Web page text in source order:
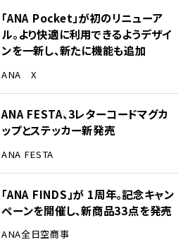
「ANA Pocket」が初のリニューア
ル。より快適に利用できるようデザイ
ンを一新し、新たに機能も追加
ANA X
ANA FESTA、3レターコードマグカ
ップとステッカー新発売
ANA FESTA
「ANA FINDS」が 1周年。記念キャン
ペーンを開催し、新商品33点を発売
ANA全日空商事